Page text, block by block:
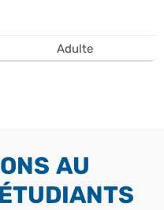
Adulte
AU